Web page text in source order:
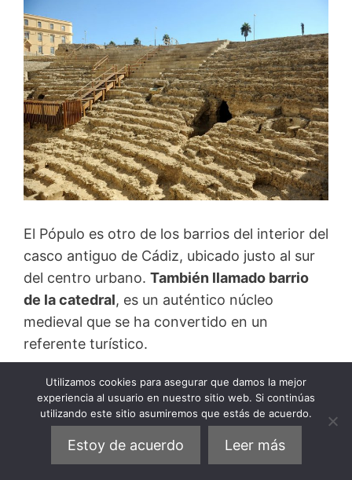
El Pópulo es otro de los barrios del interior del
casco antiguo de Cádiz, ubicado justo al sur
del centro urbano. También llamado barrio
de la catedral, es un auténtico núcleo
medieval que se ha convertido en un
referente turístico.
Ocupa una superficie de poco más de un
kilómetro cuadrado que, sin embargo, cuenta
lugares históricos.Buena parte de los límites
Utilizamos cookies para asegurar que damos la mejor
experiencia al usuario en nuestro sitio web. Si continúas
utilizando este sitio asumiremos que estás de acuerdo.
Estoy de acuerdo Leer más